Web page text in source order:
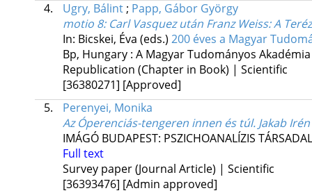
4.
Ugry, Bálint; Papp, Gábor György
motio 8: Carl Vasquez után Franz Weiss: A
In: Bicskei, Éva (eds.) 200 éves a Magyar
Bp, Hungary : A Magyar Tudományos Akadémia
Republication (Chapter in Book) | Scientific
[36380271] [Approved]
5.
Perenyei, Monika
Az Óperenciás-tengeren innen és túl. Jakab
IMÁGÓ BUDAPEST: PSZICHOANALÍZIS
Full text
Survey paper (Journal Article) | Scientific
[36393476] [Admin approved]